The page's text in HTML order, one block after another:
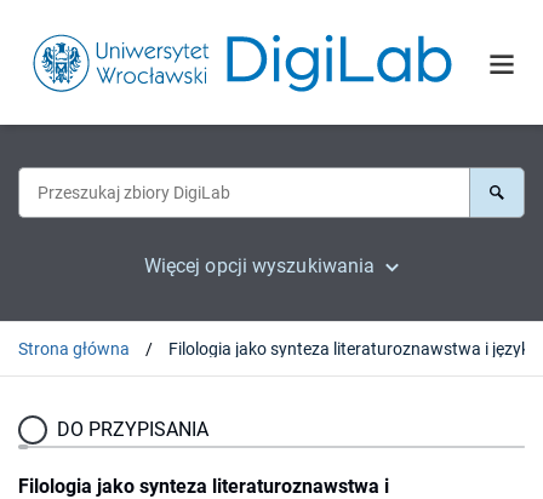
Więcej opcji wyszukiwania
Strona główna
DO PRZYPISANIA
Filologia jako synteza literaturoznawstwa i